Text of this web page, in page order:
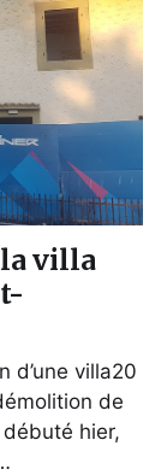
la villa
d’une villa20
de
hier,